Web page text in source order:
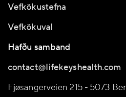
Vefkökustefna
Vefkökuval
Hafðu samband
contact@lifekeyshealth.com
Fjøsangerveien 215 - 5073